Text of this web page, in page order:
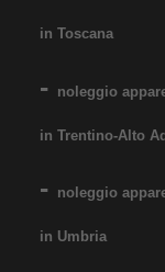
in Toscana
noleggio
in Trentino-Alto
noleggio
in Umbria